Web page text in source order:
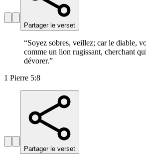
Partager le verset
“Soyez sobres, veillez; car le diable,
comme un lion rugissant, cherchant
dévorer.”
1 Pierre 5:8
Partager le verset